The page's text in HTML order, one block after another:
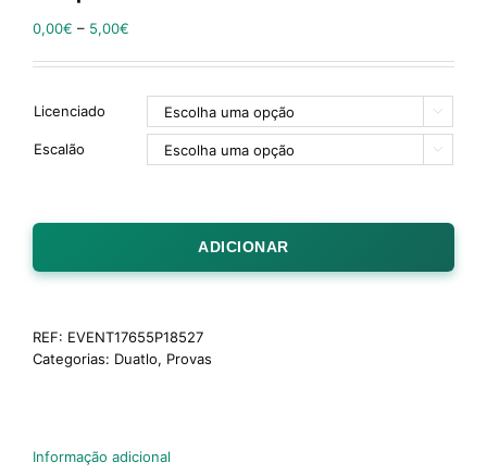
0,00€ – 5,00€
Licenciado 
Escalão 
ADICIONAR
REF: EVENT17655P18527
Categorias: Duatlo, Provas
Informação adicional